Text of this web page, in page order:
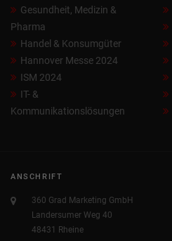
Gesundheit, Medizin &
Pharma
Handel & Konsumgüter
Hannover Messe 2024
ISM 2024
IT- &
Kommunikationslösungen
ANSCHRIFT
360 Grad Marketing GmbH
Landersumer Weg 40
48431 Rheine